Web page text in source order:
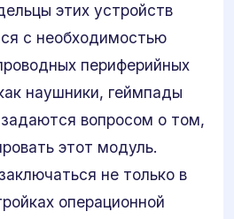
этих устройств
с необходимостью
периферийных
наушники, геймпады
вопросом о том,
этот модуль.
не только в
операционной